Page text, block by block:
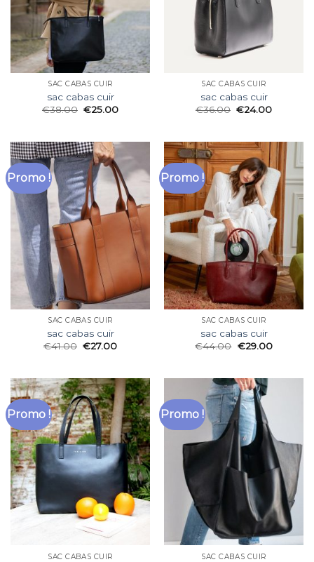
SAC CABAS CUIR
sac cabas cuir
€38.00 €25.00
SAC CABAS CUIR
sac cabas cuir
€36.00 €24.00
Promo !
SAC CABAS CUIR
sac cabas cuir
€41.00 €27.00
Promo !
SAC CABAS CUIR
sac cabas cuir
€44.00 €29.00
Promo !
SAC CABAS CUIR
Promo !
SAC CABAS CUIR